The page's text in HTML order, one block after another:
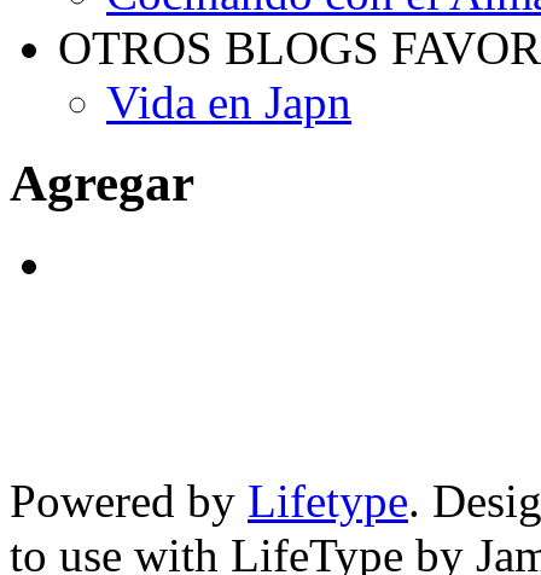
OTROS BLOGS
Vida en Japn
Agregar
Powered by Lifetype.
to use with LifeType by